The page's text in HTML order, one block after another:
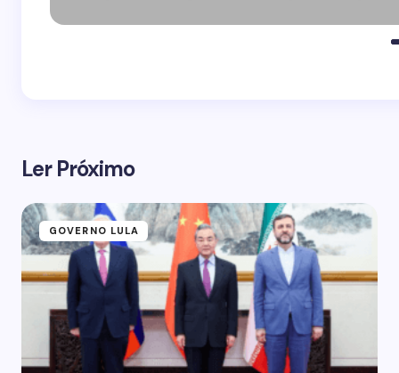
Ler Próximo
GOVERNO LULA